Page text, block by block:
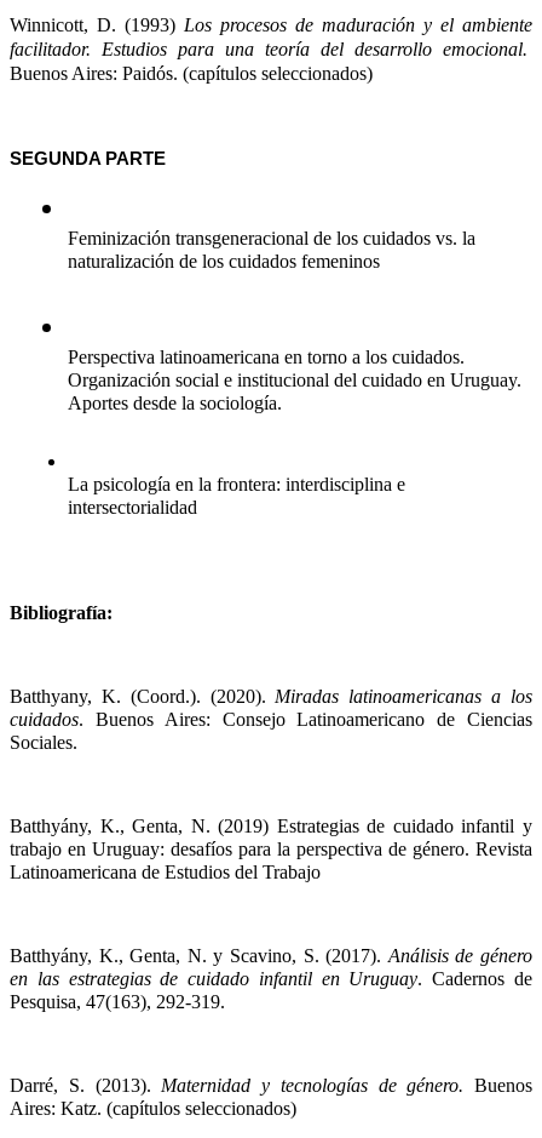
Winnicott, D. (1993) Los procesos de maduración y el ambiente
facilitador. Estudios para una teoría del desarrollo emocional.
Buenos Aires: Paidós. (capítulos seleccionados)
SEGUNDA PARTE
Feminización transgeneracional de los cuidados vs. la
naturalización de los cuidados femeninos
Perspectiva latinoamericana en torno a los cuidados.
Organización social e institucional del cuidado en Uruguay.
Aportes desde la sociología.
La psicología en la frontera: interdisciplina e
intersectorialidad
Bibliografía:
Batthyany, K. (Coord.). (2020). Miradas latinoamericanas a los
cuidados. Buenos Aires: Consejo Latinoamericano de Ciencias
Sociales.
Batthyány, K., Genta, N. (2019) Estrategias de cuidado infantil y
trabajo en Uruguay: desafíos para la perspectiva de género. Revista
Latinoamericana de Estudios del Trabajo
Batthyány, K., Genta, N. y Scavino, S. (2017). Análisis de género
en las estrategias de cuidado infantil en Uruguay. Cadernos de
Pesquisa, 47(163), 292-319.
Darré, S. (2013). Maternidad y tecnologías de género. Buenos
Aires: Katz. (capítulos seleccionados)